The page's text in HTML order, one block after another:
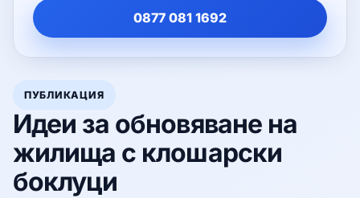
ПУБЛИКАЦИЯ
Идеи за обновяване на
жилища с клошарски
боклуци
0877 081 1692